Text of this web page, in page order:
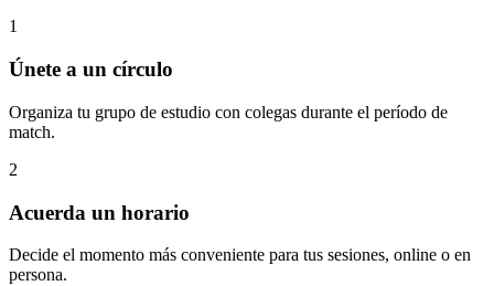
1
Únete a un círculo
Organiza tu grupo de estudio con colegas durante el período de
match.
2
Acuerda un horario
Decide el momento más conveniente para tus sesiones, online o en
persona.